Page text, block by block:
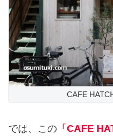
CAFE
では、この 「CAFE